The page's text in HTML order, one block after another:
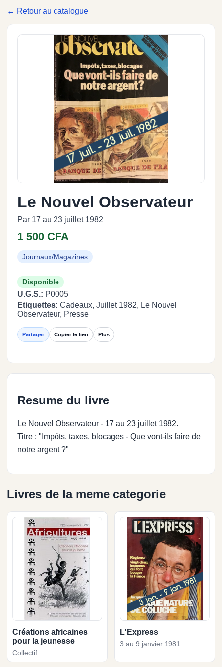
← Retour au catalogue
Le Nouvel Observateur
Par 17 au 23 juillet 1982
1 500 CFA
Journaux/Magazines
Disponible
U.G.S.: P0005
Etiquettes: Cadeaux, Juillet 1982, Le Nouvel
Observateur, Presse
Partager Copier le lien Plus
Resume du livre
Le Nouvel Observateur - 17 au 23 juillet 1982.
Titre : "Impôts, taxes, blocages - Que vont-ils faire de
notre argent ?"
Livres de la meme categorie
Créations africaines
pour la jeunesse
Collectif
L'Express
3 au 9 janvier 1981